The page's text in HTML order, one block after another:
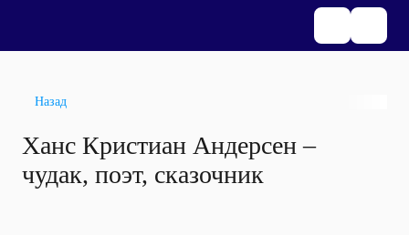
Назад
Ханс Кристиан Андерсен –
чудак, поэт, сказочник